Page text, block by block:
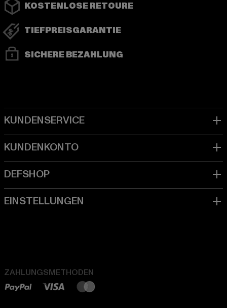
KOSTENLOSE RETOURE
TIEFPREISGARANTIE
SICHERE BEZAHLUNG
ZAHLUNGSMETHODEN